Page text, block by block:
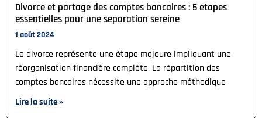
Divorce et partage des comptes bancaires : 5 etapes
essentielles pour une separation sereine
1 août 2024
Le divorce représente une étape majeure impliquant une
réorganisation financière complète. La répartition des
comptes bancaires nécessite une approche méthodique
Lire la suite »